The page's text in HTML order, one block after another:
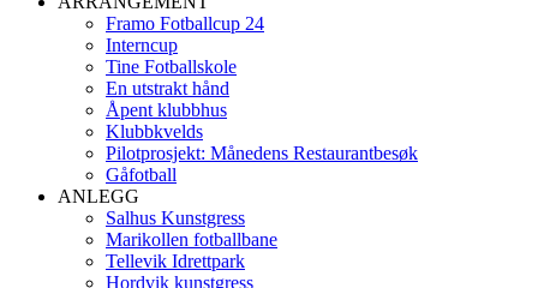
Framo Fotballcup 24
Interncup
Tine Fotballskole
En utstrakt hånd
Åpent klubbhus
Klubbkvelds
Pilotprosjekt: Månedens Restaurantbesøk
Gåfotball
ANLEGG
Salhus Kunstgress
Marikollen fotballbane
Tellevik Idrettpark
Hordvik kunstgress